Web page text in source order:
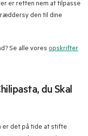
er retten nem at tilpasse
den til dine
Se alle vores opskrifter
du Skal
er det på tide at stifte